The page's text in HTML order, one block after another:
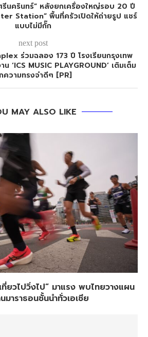
รีนครินทร์” หลังยกเครื่องใหญ่รอบ 20 ปี
Station” พื้นที่ครัวเปิดให้ถ่ายรูป แชร์
แบบไม่มีกั๊ก
next post
ร่วมฉลอง 173 ปี โรงเรียนกรุงเทพ
‘ICS MUSIC PLAYGROUND’ เติมเต็ม
ความทรงจำดีๆ [PR]
MAY ALSO LIKE
ที่ยวไปวิ่งไป” มาแรง พบไทยวางแผน
มาราธอนชั้นนำทั่วเอเชีย